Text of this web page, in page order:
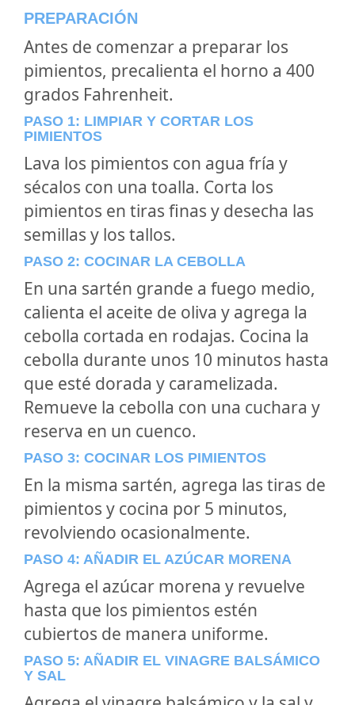
PREPARACIÓN
Antes de comenzar a preparar los
pimientos, precalienta el horno a 400
grados Fahrenheit.
PASO 1: LIMPIAR Y CORTAR LOS
PIMIENTOS
Lava los pimientos con agua fría y
sécalos con una toalla. Corta los
pimientos en tiras finas y desecha las
semillas y los tallos.
PASO 2: COCINAR LA CEBOLLA
En una sartén grande a fuego medio,
calienta el aceite de oliva y agrega la
cebolla cortada en rodajas. Cocina la
cebolla durante unos 10 minutos hasta
que esté dorada y caramelizada.
Remueve la cebolla con una cuchara y
reserva en un cuenco.
PASO 3: COCINAR LOS PIMIENTOS
En la misma sartén, agrega las tiras de
pimientos y cocina por 5 minutos,
revolviendo ocasionalmente.
PASO 4: AÑADIR EL AZÚCAR MORENA
Agrega el azúcar morena y revuelve
hasta que los pimientos estén
cubiertos de manera uniforme.
PASO 5: AÑADIR EL VINAGRE BALSÁMICO
Y SAL